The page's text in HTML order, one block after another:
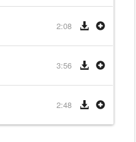
2:08
3:56
2:48